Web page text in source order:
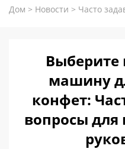
Дом > Новости > Часто
машину
конфет:
вопросы для